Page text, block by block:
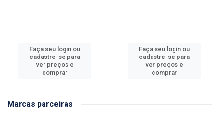
Faça seu login ou
cadastre-se para
ver preços e
comprar
Faça seu login ou
cadastre-se para
ver preços e
comprar
Marcas parceiras